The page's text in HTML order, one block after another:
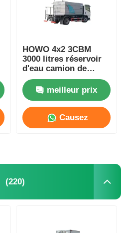
HOWO 4x2 3CBM
3000 litres réservoir
d'eau camion de
dépoussiérage
camion d'arrosage de
l'eau 6 roues camion
d'arrosage de l'eau
meilleur prix
Causez
(220)